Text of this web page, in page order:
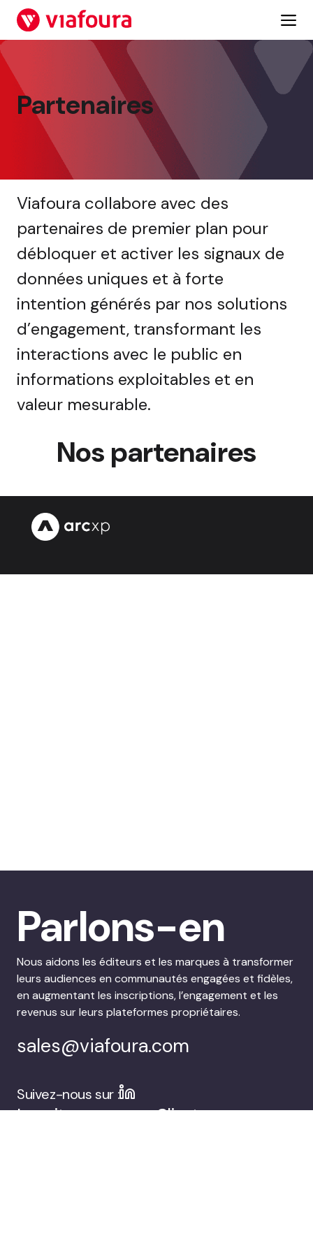
Aller
contenu
Partenaires
Viafoura collabore avec des
partenaires de premier plan pour
débloquer et activer les signaux de
données uniques et à forte
intention générés par nos solutions
d’engagement, transformant les
interactions avec le public en
informations exploitables et en
valeur mesurable.
Nos partenaires
Parlons-en
Nous aidons les éditeurs et les marques à transformer
leurs audiences en communautés engagées et fidèles,
en augmentant les inscriptions, l’engagement et les
revenus sur leurs plateformes propriétaires.
sales@viafoura.com
Suivez-nous sur :
La suite
Clients